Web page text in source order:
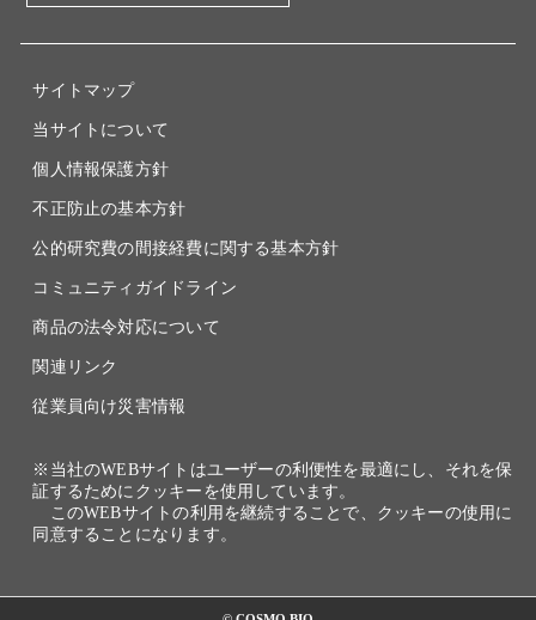
サイトマップ
当サイトについて
個人情報保護方針
不正防止の基本方針
公的研究費の間接経費に関する基本方針
コミュニティガイドライン
商品の法令対応について
関連リンク
従業員向け災害情報
※当社のWEBサイトはユーザーの利便性を最適にし、それを保
証するためにクッキーを使用しています。
このWEBサイトの利用を継続することで、クッキーの使用に
同意することになります。